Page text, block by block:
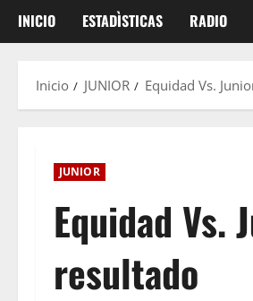
INICIO ESTADÌSTICAS RADIO
Inicio JUNIOR Equidad Vs.
JUNIOR
Equidad Vs.
resultado